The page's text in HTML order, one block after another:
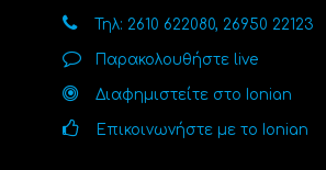
Τηλ: 2610 622080, 26950 22123
Παρακολουθήστε live
Διαφημιστείτε στο Ionian
Επικοινωνήστε με το Ionian